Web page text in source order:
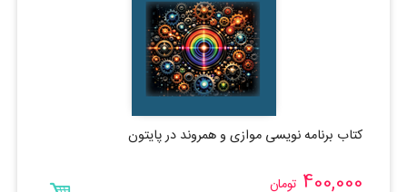
کتاب برنامه نویسی موازی و همروند در پایتون
400,000 تومان